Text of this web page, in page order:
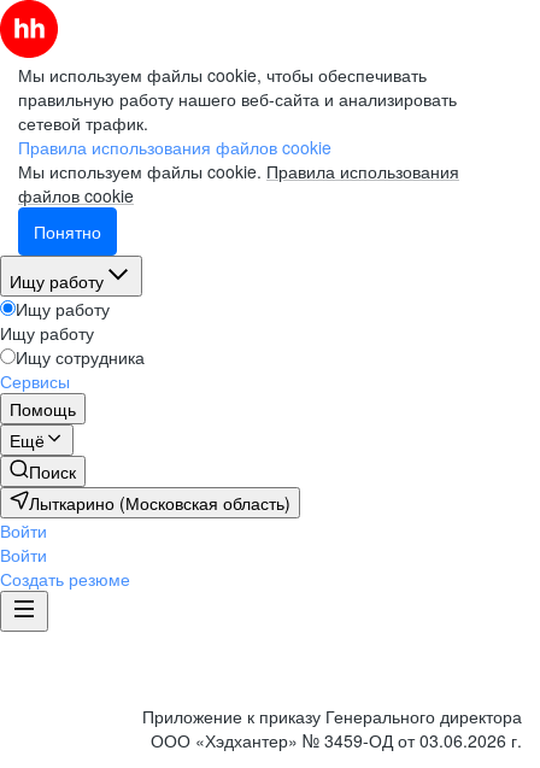
Мы используем файлы cookie, чтобы обеспечивать
правильную работу нашего веб-сайта и анализировать
сетевой трафик.
Правила использования файлов cookie
Мы используем файлы cookie. Правила использования
файлов cookie
Понятно
Ищу работу
Ищу работу
Ищу работу
Ищу сотрудника
Сервисы
Помощь
Ещё
Поиск
Лыткарино (Московская область)
Войти
Войти
Создать резюме
Приложение к приказу Генерального директора
ООО «Хэдхантер» № 3459-ОД от 03.06.2026 г.